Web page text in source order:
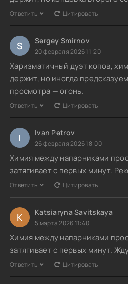
Ответить Цитировать
S Sergey Smirnov
20 февраля 2026 11:20
Харизматичный дуэт копов,
держит, но иногда
просмотра — огонь.
Ответить Цитировать
I Ivan Petrov
26 февраля 2026 18:00
Химия между напарниками
затягивает с первых минут.
Ответить Цитировать
K Katsiaryna Savitskaya
5 марта 2026 11:40
Химия между напарниками
затягивает с первых минут.
Ответить Цитировать